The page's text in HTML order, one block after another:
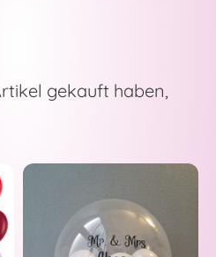
gekauft haben,